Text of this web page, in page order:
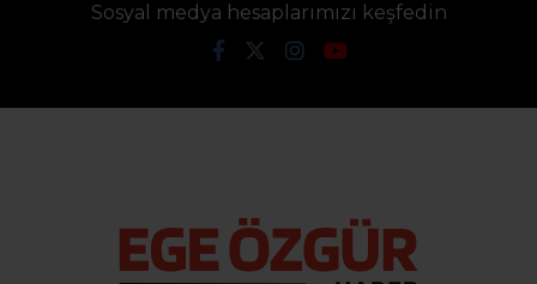
Sosyal medya hesaplarımızı keşfedin